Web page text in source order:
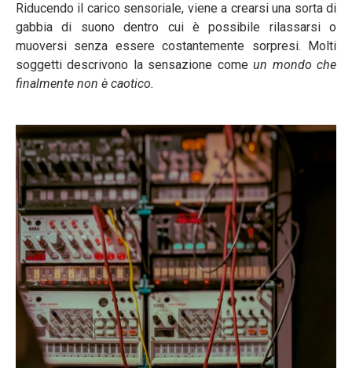
Riducendo il carico sensoriale, viene a crearsi una sorta di
gabbia di suono dentro cui è possibile rilassarsi o
muoversi senza essere costantemente sorpresi. Molti
soggetti descrivono la sensazione comeun mondo che
finalmente non è caotico.